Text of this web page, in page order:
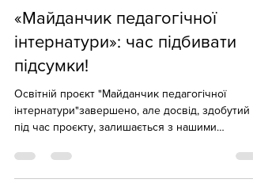
«Майданчик педагогічної
інтернатури»: час підбивати
підсумки!
Освітній проєкт "Майданчик педагогічної
інтернатури"завершено, але досвід, здобутий
під час проєкту, залишається з нашими